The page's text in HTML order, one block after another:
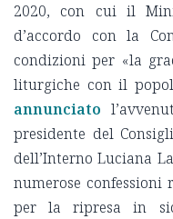
2020, con cui il
d’accordo con la
condizioni per «la
liturgiche con il
annunciato
presidente del
dell’Interno Luciana
numerose confessioni
per la ripresa in